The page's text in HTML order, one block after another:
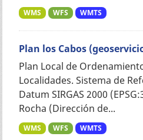
WMS WFS WMTS
Plan los Cabos
Plan Local de
Localidades. Sistema de
Datum SIRGAS 2000
Rocha (Dirección de...
WMS WFS WMTS